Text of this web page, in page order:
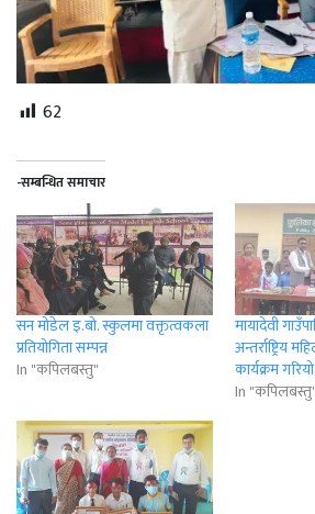
62
-सम्बन्धित समाचार
सन मोडेल इ.बो. स्कुलमा वक्तृत्वकला
प्रतियोगिता सम्पन्न
In "कपिलबस्तु"
मायादेवी
अन्तर्राष्ट्रिय
कार्यक्रम गरियाे
In "कपिलबस्तु"